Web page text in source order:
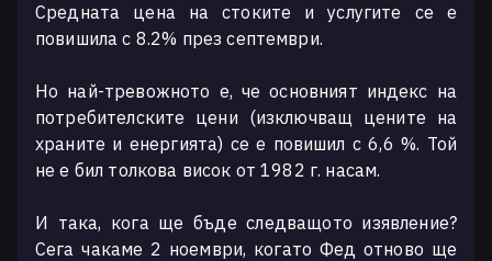
Средната цена на стоките и услугите се е
повишила с 8.2% през септември.
Но най-тревожното е, че основният индекс на
потребителските цени (изключващ цените на
храните и енергията) се е повишил с 6,6 %. Той
не е бил толкова висок от 1982 г. насам.
И така, кога ще бъде следващото изявление?
Сега чакаме 2 ноември, когато Фед отново ще